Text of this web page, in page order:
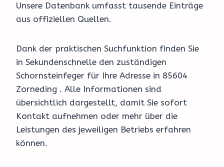
Unsere Datenbank umfasst tausende Einträge
aus offiziellen Quellen.
Dank der praktischen Suchfunktion finden Sie
in Sekundenschnelle den zuständigen
Schornsteinfeger für Ihre Adresse in 85604
Zorneding . Alle Informationen sind
übersichtlich dargestellt, damit Sie sofort
Kontakt aufnehmen oder mehr über die
Leistungen des jeweiligen Betriebs erfahren
können.